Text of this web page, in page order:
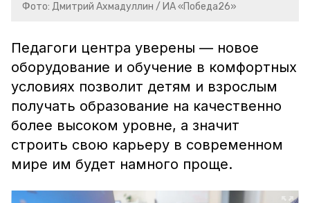
Фото: Дмитрий Ахмадуллин / ИА «Победа26»
Педагоги центра уверены — новое
оборудование и обучение в комфортных
условиях позволит детям и взрослым
получать образование на качественно
более высоком уровне, а значит
строить свою карьеру в современном
мире им будет намного проще.